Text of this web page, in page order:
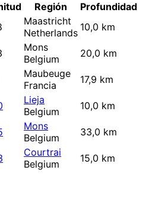
Región
Profundidad
Maastricht
Netherlands 10,0 km
Mons
Belgium
20,0 km
Maubeuge
Francia
17,9 km
Lieja
Belgium
10,0 km
Mons
Belgium
33,0 km
Courtrai
Belgium
15,0 km